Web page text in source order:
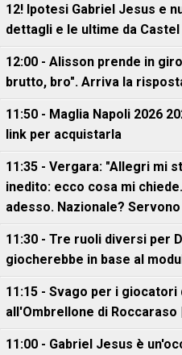
12! Ipotesi Gabriel Jesus e
dettagli e le ultime da Castel
12:00 - Alisson prende in
brutto, bro". Arriva la
11:50 - Maglia Napoli 2026
link per acquistarla
11:35 - Vergara: "Allegri mi
inedito: ecco cosa mi
adesso. Nazionale?
11:30 - Tre ruoli diversi per
giocherebbe in base al
11:15 - Svago per i
all'Ombrellone di Roccaraso
11:00 - Gabriel Jesus è